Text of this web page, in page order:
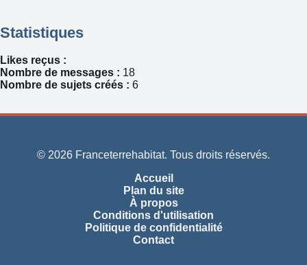
Statistiques
Likes reçus :
Nombre de messages : 18
Nombre de sujets créés : 6
© 2026 Franceterrehabitat. Tous droits réservés.
Accueil
Plan du site
À propos
Conditions d'utilisation
Politique de confidentialité
Contact